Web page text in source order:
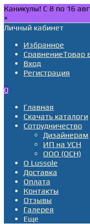
Каникулы! С 8 по 16
×
Личный кабинет
Избранное
СравнениеТовар
Вход
Регистрация
0
Главная
Скачать каталоги
Сотрудничество
Дизайнерам
ИП на УСН
ООО (ОСН)
О Lussole
Доставка
Оплата
Контакты
Отзывы
Галерея
Еще